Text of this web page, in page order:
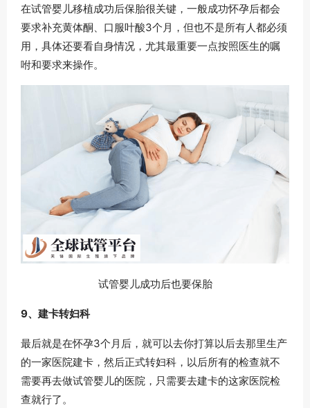
在试管婴儿移植成功后保胎很关键，一般成功怀孕后都会
要求补充黄体酮、口服叶酸3个月，但也不是所有人都必须
用，具体还要看自身情况，尤其最重要一点按照医生的嘱
咐和要求来操作。
试管婴儿成功后也要保胎
9、建卡转妇科
最后就是在怀孕3个月后，就可以去你打算以后去那里生产
的一家医院建卡，然后正式转妇科，以后所有的检查就不
需要再去做试管婴儿的医院，只需要去建卡的这家医院检
查就行了。